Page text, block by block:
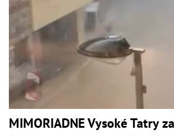
MIMORIADNE Vysoké Tatry